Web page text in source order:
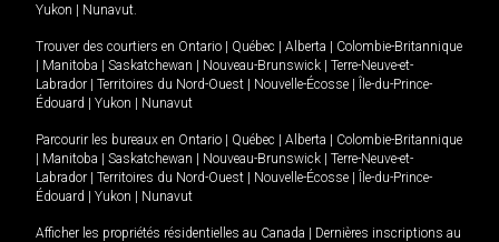
Yukon
Nunavut.
Trouver des courtiers en Ontario Québec Alberta
Colombie-Britannique
Manitoba Saskatchewan Nouveau-Brunswick
Terre-Neuve-et-
Labrador
Territoires du Nord-Ouest Nouvelle-Écosse
Île-du-Prince-
Édouard
Yukon Nunavut
Parcourir les bureaux en Ontario Québec Alberta
Colombie-Britannique
Manitoba Saskatchewan Nouveau-Brunswick
Terre-Neuve-et-
Labrador
Territoires du Nord-Ouest Nouvelle-Écosse
Île-du-Prince-
Édouard
Yukon Nunavut
Afficher les propriétés résidentielles au Canada
Dernières inscriptions au